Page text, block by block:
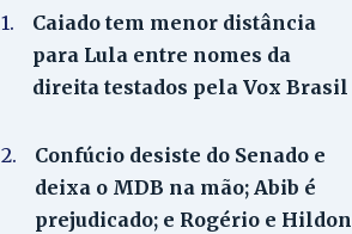
1.
Caiado tem menor distância
para Lula entre nomes da
direita testados pela Vox Brasil
2.
Confúcio desiste do Senado e
deixa o MDB na mão; Abib é
prejudicado; e Rogério e Hildon